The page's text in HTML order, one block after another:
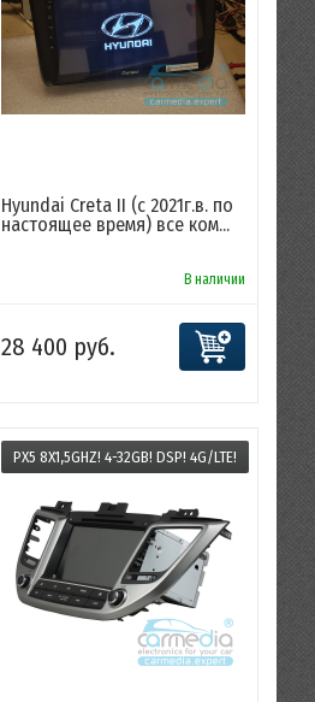
Hyundai Creta II (с 2021г.в. по
настоящее время) все ком...
В наличии
28 400 руб.
PX5 8X1,5GHZ! 4-32GB! DSP! 4G/LTE!